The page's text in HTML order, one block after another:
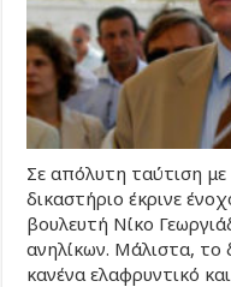
Σε απόλυτη ταύτιση
δικαστήριο έκρινε
βουλευτή Νίκο
ανηλίκων. Μάλιστα, το
κανένα ελαφρυντικό